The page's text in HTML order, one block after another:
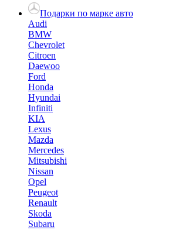
Подарки по марке авто
Audi
BMW
Chevrolet
Citroen
Daewoo
Ford
Honda
Hyundai
Infiniti
KIA
Lexus
Mazda
Mercedes
Mitsubishi
Nissan
Opel
Peugeot
Renault
Skoda
Subaru